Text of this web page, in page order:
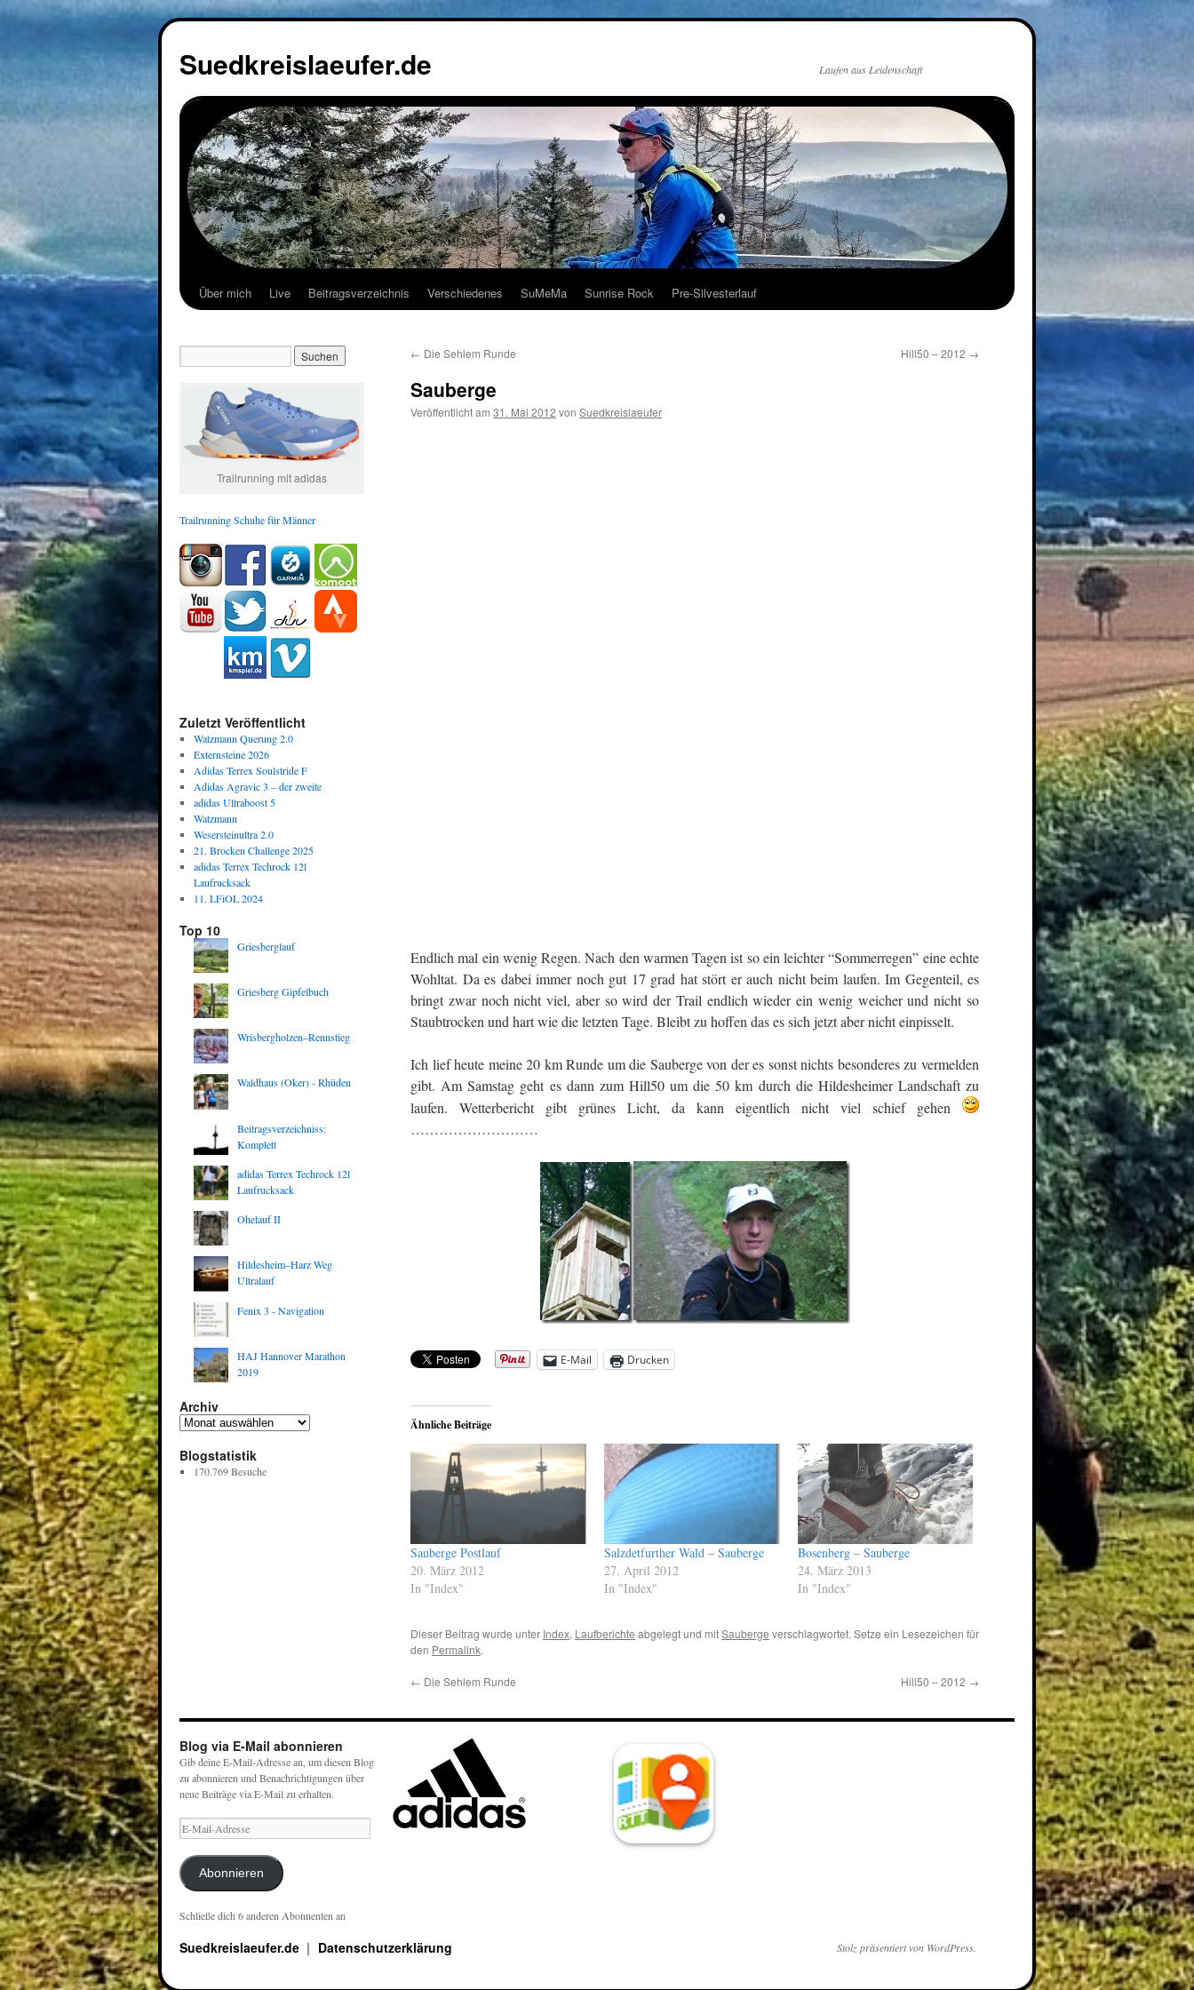
Suedkreislaeufer.de Laufen aus Leidenschaft
Über mich Live Beitragsverzeichnis Verschiedenes SuMeMa Sunrise Rock Pre-Silvesterlauf
← Die Sehlem Runde Hill50 – 2012 →
Sauberge
Veröffentlicht am 31. Mai 2012 von Suedkreislaeufer
Endlich mal ein wenig Regen. Nach den warmen Tagen ist so ein leichter “Sommerregen” eine echte
Wohltat. Da es dabei immer noch gut 17 grad hat stört er auch nicht beim laufen. Im Gegenteil, es
bringt zwar noch nicht viel, aber so wird der Trail endlich wieder ein wenig weicher und nicht so
Staubtrocken und hart wie die letzten Tage. Bleibt zu hoffen das es sich jetzt aber nicht einpisselt.
Ich lief heute meine 20 km Runde um die Sauberge von der es sonst nichts besonderes zu vermelden
gibt. Am Samstag geht es dann zum Hill50 um die 50 km durch die Hildesheimer Landschaft zu
laufen. Wetterbericht gibt grünes Licht, da kann eigentlich nicht viel schief gehen
………………………
E-Mail Drucken
Ähnliche Beiträge
Sauberge Postlauf
20. März 2012
In "Index"
Salzdetfurther Wald – Sauberge
27. April 2012
In "Index"
Bosenberg – Sauberge
24. März 2013
In "Index"
Dieser Beitrag wurde unter Index, Laufberichte abgelegt und mitSauberge verschlagwortet. Setze ein Lesezeichen für
den Permalink.
← Die Sehlem Runde Hill50 – 2012 →
Trailrunning mit adidas
Trailrunning Schuhe für Männer
Zuletzt Veröffentlicht
Watzmann Querung 2.0
Externsteine 2026
Adidas Terrex Soulstride F
Adidas Agravic 3 – der zweite
adidas Ultraboost 5
Watzmann
Wesersteinultra 2.0
21. Brocken Challenge 2025
adidas Terrex Techrock 12l
Laufrucksack
11. LFiOL 2024
Top 10
Griesberglauf
Griesberg Gipfelbuch
Wrisbergholzen–Rennstieg
Waldhaus (Oker) - Rhüden
Beitragsverzeichniss:
Komplett
adidas Terrex Techrock 12l
Laufrucksack
Ohelauf II
Hildesheim–Harz Weg
Ultralauf
Fenix 3 - Navigation
HAJ Hannover Marathon
2019
Archiv
Blogstatistik
170.769 Besuche
Blog via E-Mail abonnieren
Gib deine E-Mail-Adresse an, um diesen Blog
zu abonnieren und Benachrichtigungen über
neue Beiträge via E-Mail zu erhalten.
Abonnieren
Schließe dich 6 anderen Abonnenten an
Suedkreislaeufer.de Datenschutzerklärung Stolz präsentiert von WordPress.